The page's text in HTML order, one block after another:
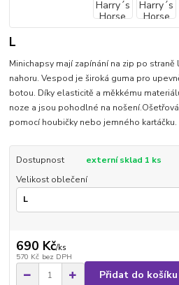
L
Minichapsy mají zapínání na zip po
nahoru. Vespod je široká guma pro
botou. Díky elasticitě a měkkému
noze a jsou pohodlné na
pomocí houbičky nebo jemného kartáčku.
Dostupnost
externí sklad 1 ks
Velikost oblečení
690 Kč/ks
570 Kč bez DPH
Přidat do košíku